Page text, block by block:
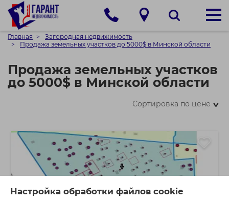
Настройка обработки файлов cookie
Главная
Загородная недвижимость
Продажа земельных участков до 5000$ в Минской области
Продажа земельных участков
до 5000$ в Минской области
Сортировка по цене>